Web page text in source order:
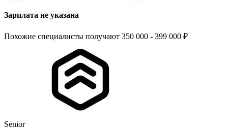
Зарплата не указана
Похожие специалисты получают 350 000 - 399 000 ₽
Senior